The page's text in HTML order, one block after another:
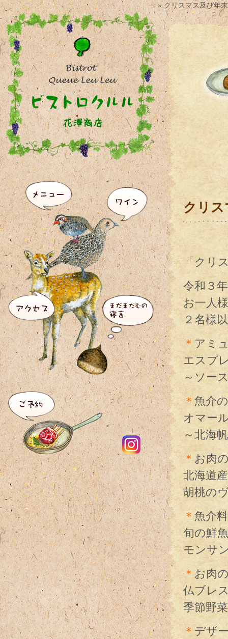
» クリスマス及び年
クリ
「クリ
令和３
お一人
２名様
＊ アミ
エスプ
～ソー
＊ 魚介
オマー
～北海
＊ お肉
北海道
胡桃の
＊ 魚介
旬の鮮
モンサ
＊ お肉
仏ブレ
季節野
＊ デザ